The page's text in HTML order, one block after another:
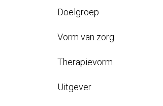
Doelgroep
Vorm van zorg
Therapievorm
Uitgever